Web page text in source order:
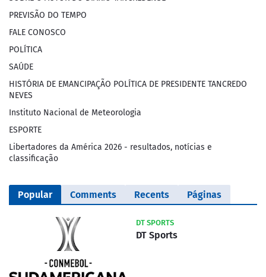
PREVISÃO DO TEMPO
FALE CONOSCO
POLÍTICA
SAÚDE
HISTÓRIA DE EMANCIPAÇÃO POLÍTICA DE PRESIDENTE TANCREDO
NEVES
Instituto Nacional de Meteorologia
ESPORTE
Libertadores da América 2026 - resultados, notícias e
classificação
Popular Comments Recents Páginas
DT SPORTS
DT Sports